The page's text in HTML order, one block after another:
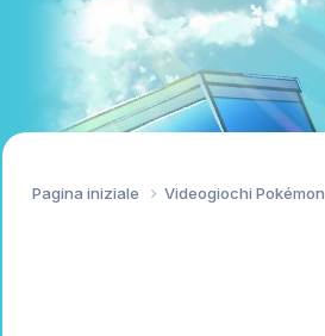
Pagina iniziale Videogiochi Pokémon